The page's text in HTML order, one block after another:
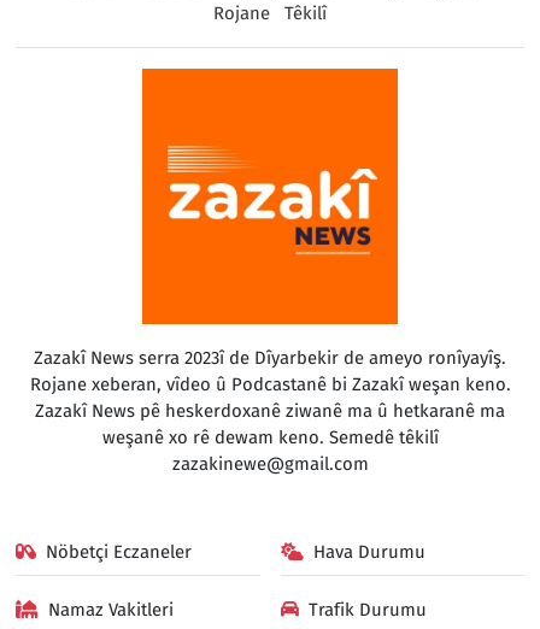
Rojane
Têkilî
Zazakî News serra 2023î de Dîyarbekir de ameyo ronîyayîş.
Rojane xeberan, vîdeo û Podcastanê bi Zazakî weşan keno.
Zazakî News pê heskerdoxanê ziwanê ma û hetkaranê ma
weşanê xo rê dewam keno. Semedê têkilî
zazakinewe@gmail.com
Nöbetçi Eczaneler Hava Durumu
Namaz Vakitleri Trafik Durumu